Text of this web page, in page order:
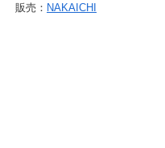
販売： NAKAICHI